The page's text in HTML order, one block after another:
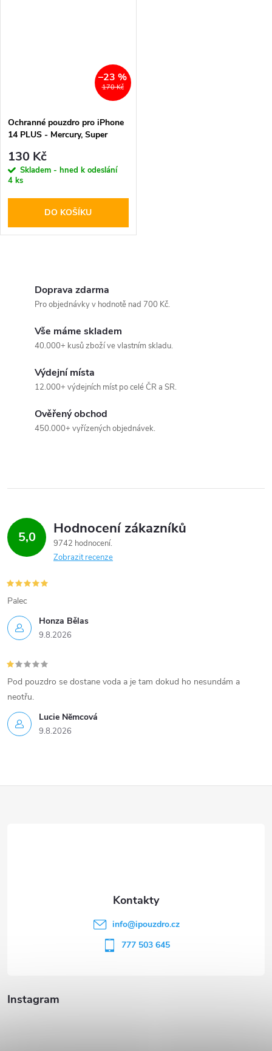
170 Kč
–23 %
Ochranné pouzdro pro iPhone
14 PLUS - Mercury, Super
130 Kč
Skladem - hned k odeslání
4 ks
DO KOŠÍKU
r
v
k
v
ý
p
i
s
u
Doprava zdarma
Pro objednávky v hodnotě nad 700 Kč.
Vše máme skladem
40.000+ kusů zboží ve vlastním skladu.
Výdejní místa
12.000+ výdejních míst po celé ČR a SR.
Ověřený obchod
450.000+ vyřízených objednávek.
5,0 Hodnocení zákazníků
9742 hodnocení
Zobrazit recenze
Honza Bělas
9.8.2026
Palec
Lucie Nĕmcová
9.8.2026
Pod pouzdro se dostane voda a je tam dokud ho nesundám a
neotřu.
Instagram
info@ipouzdro.cz
777 503 645